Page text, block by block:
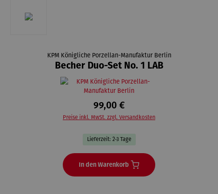
KPM Königliche Porzellan-Manufaktur Berlin
Becher Duo-Set No. 1 LAB
99,00 €
Preise inkl. MwSt. zzgl. Versandkosten
Lieferzeit: 2-3 Tage
In den Warenkorb